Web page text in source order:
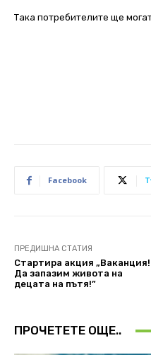
Така потребителите ще
Facebook
ПРЕДИШНА СТАТИЯ
Стартира акция „Ваканция!
Да запазим живота на
децата на пътя!”
ПРОЧЕТЕТЕ ОЩЕ..